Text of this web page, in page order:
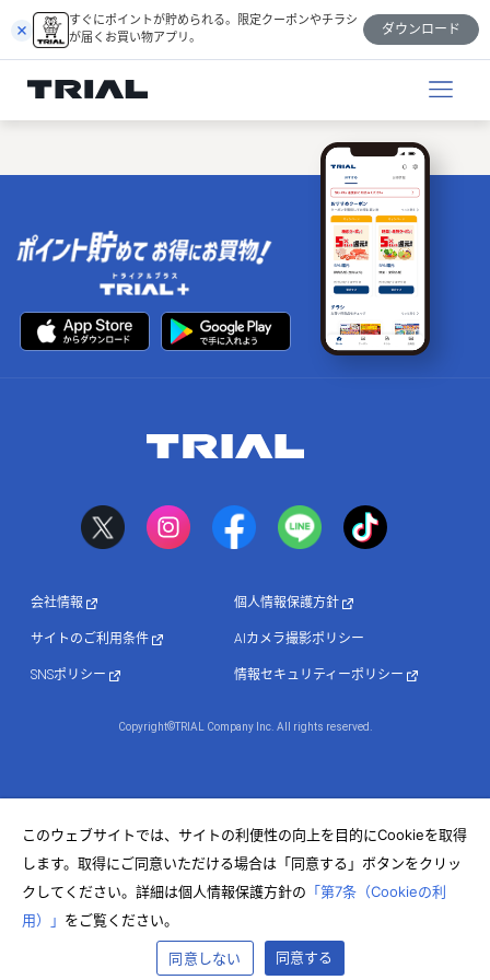
内
すぐにポイントが貯められる。限定クーポンやチラシ
が届くお買い物アプリ。
ダウンロード
会社情報 個人情報保護方針
サイトのご利用条件 AIカメラ撮影ポリシー
SNSポリシー 情報セキュリティーポリシー
Copyright©TRIAL Company Inc. All rights reserved.
このウェブサイトでは、サイトの利便性の向上を目的にCookieを取得
します。取得にご同意いただける場合は「同意する」ボタンをクリッ
クしてください。詳細は個人情報保護方針の 「第7条（Cookieの利
用）」 をご覧ください。
同意する
同意しない